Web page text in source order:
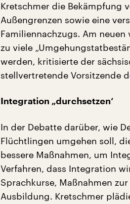
Kretschmer die Bekämpfung
Außengrenzen sowie eine
Familiennachzugs. Am
zu viele
werden, kritisierte der
stellvertretende Vorsitzende
Integration „durchsetzen‘
In der Debatte darüber, wie
Flüchtlingen umgehen soll,
bessere Maßnahmen, um
Verfahren, dass Integration
Sprachkurse, Maßnahmen
Ausbildung. Kretschmer